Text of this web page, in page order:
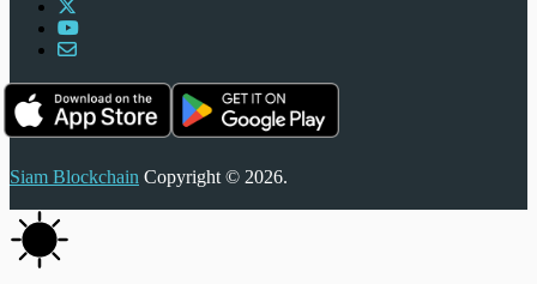
Siam Blockchain Copyright © 2026.